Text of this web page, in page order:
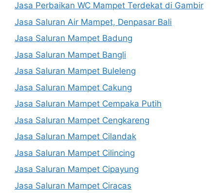
Jasa Perbaikan WC Mampet Terdekat di Gambir
Jasa Saluran Air Mampet, Denpasar Bali
Jasa Saluran Mampet Badung
Jasa Saluran Mampet Bangli
Jasa Saluran Mampet Buleleng
Jasa Saluran Mampet Cakung
Jasa Saluran Mampet Cempaka Putih
Jasa Saluran Mampet Cengkareng
Jasa Saluran Mampet Cilandak
Jasa Saluran Mampet Cilincing
Jasa Saluran Mampet Cipayung
Jasa Saluran Mampet Ciracas